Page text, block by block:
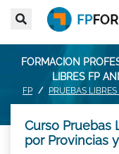
FORMACION
LIBRES FP
FP PRUEBAS
Curso Pruebas
por Provincias